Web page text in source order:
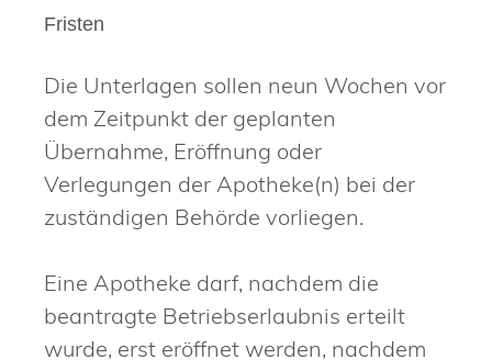
Fristen
Die Unterlagen sollen neun Wochen vor
dem Zeitpunkt der geplanten
Übernahme, Eröffnung oder
Verlegungen der Apotheke(n) bei der
zuständigen Behörde vorliegen.
Eine Apotheke darf, nachdem die
beantragte Betriebserlaubnis erteilt
wurde, erst eröffnet werden, nachdem